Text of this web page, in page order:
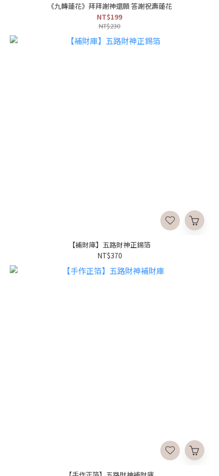
《九轉蓮花》拜拜謝神還願 答謝祝壽蓮花
NT$199
NT$230
【補財庫】五路財神正錫箔
NT$370